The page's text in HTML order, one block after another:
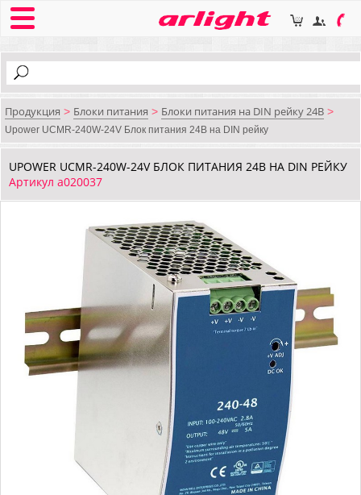
Продукция > Блоки питания > Блоки питания на DIN рейку 24В >
Upower UCMR-240W-24V Блок питания 24В на DIN рейку
UPOWER UCMR-240W-24V БЛОК ПИТАНИЯ 24В НА DIN РЕЙКУ
Артикул a020037